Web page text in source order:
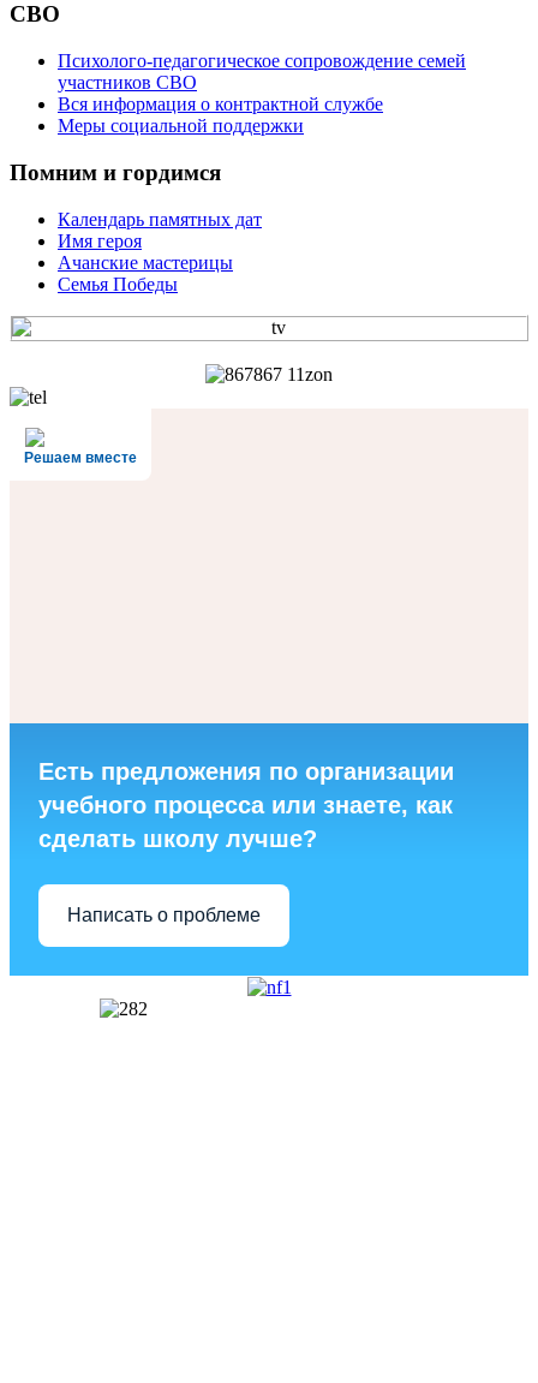
СВО
Психолого-педагогическое сопровождение семей
участников СВО
Вся информация о контрактной службе
Меры социальной поддержки
Помним и гордимся
Календарь памятных дат
Имя героя
Ачанские мастерицы
Семья Победы
Решаем вместе
Есть предложения по организации
учебного процесса или знаете, как
сделать школу лучше?
Написать о проблеме